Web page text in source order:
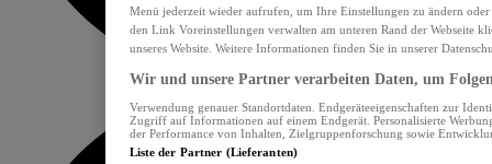
Menü jederzeit wieder aufrufen, um Ihre Einstellungen zu ändern
den Link Voreinstellungen verwalten am unteren Rand der Webseite
unseres Website. Weitere Informationen finden Sie in unserer
Wir und unsere Partner verarbeiten Daten, um
Verwendung genauer Standortdaten. Endgeräteeigenschaften zur
Zugriff auf Informationen auf einem Endgerät. Personalisierte
der Performance von Inhalten, Zielgruppenforschung sowie
Liste der Partner (Lieferanten)